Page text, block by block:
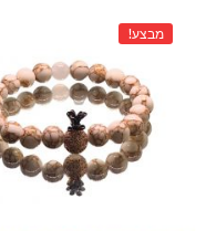
מבצע!